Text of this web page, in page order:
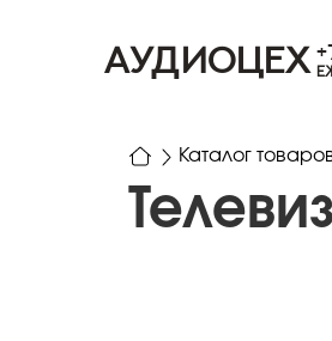
АУДИОЦЕХ
Каталог